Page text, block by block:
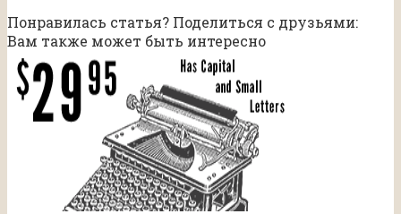
Понравилась статья? Поделиться с друзьями:
Вам также может быть интересно